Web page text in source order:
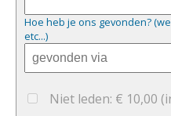
Hoe heb je ons gevonden?
etc...)
Niet leden: € 10,00